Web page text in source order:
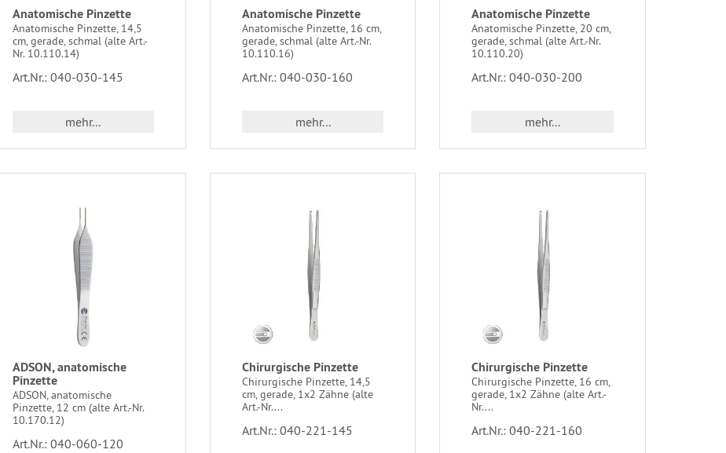
Anatomische Pinzette
Anatomische Pinzette, 14,5
cm, gerade, schmal (alte Art.-
Nr. 10.110.14)
Art.Nr.: 040-030-145
mehr...
Anatomische Pinzette
Anatomische Pinzette, 16 cm,
gerade, schmal (alte Art.-Nr.
10.110.16)
Art.Nr.: 040-030-160
mehr...
Anatomische Pinzette
Anatomische Pinzette, 20 cm,
gerade, schmal (alte Art.-Nr.
10.110.20)
Art.Nr.: 040-030-200
mehr...
ADSON, anatomische
Pinzette
ADSON, anatomische
Pinzette, 12 cm (alte Art.-Nr.
10.170.12)
Art.Nr.: 040-060-120
Chirurgische Pinzette
Chirurgische Pinzette, 14,5
cm, gerade, 1x2 Zähne (alte
Art.-Nr....
Art.Nr.: 040-221-145
Chirurgische Pinzette
Chirurgische Pinzette, 16 cm,
gerade, 1x2 Zähne (alte Art.-
Nr....
Art.Nr.: 040-221-160